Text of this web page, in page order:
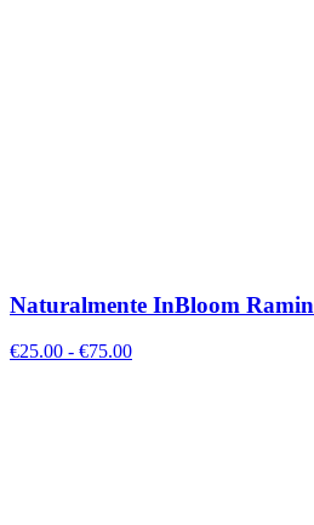
Naturalmente InBloom
€25.00 - €75.00